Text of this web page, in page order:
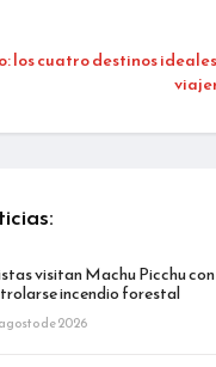
los cuatro destinos
visitan Machu Picchu
incendio forestal
de 2026